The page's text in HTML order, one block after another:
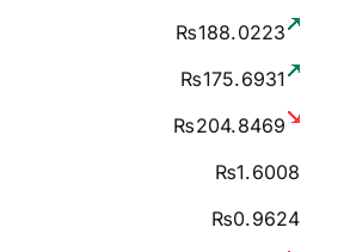
₨188.0223
₨175.6931
₨204.8469
₨1.6008
₨0.9624